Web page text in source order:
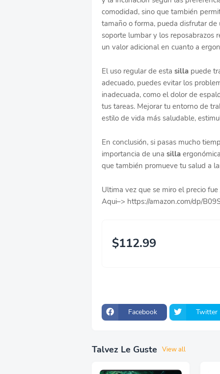
comodidad, sino que también
tamaño o forma, pueda disfrutar
soporte lumbar y los reposabrazos
un valor adicional en cuanto a
El uso regular de esta silla puede
adecuado, puedes evitar los
inadecuada, como el dolor de
tus tareas. Mejorar tu entorno de
estilo de vida más saludable,
En conclusión, si pasas mucho
importancia de una silla
que también promueve tu salud a
Ultima vez que se miro el precio
Aqui–> https://amazon.com/dp/
$112.99
Facebook Twitter
Talvez Le Guste View all